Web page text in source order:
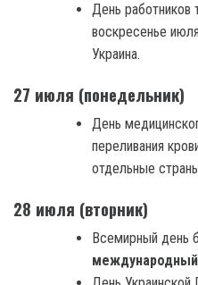
День работников
воскресенье
Украина.
27 июля (понедельник)
День
переливания
отдельные
28 июля (вторник)
Всемирный день